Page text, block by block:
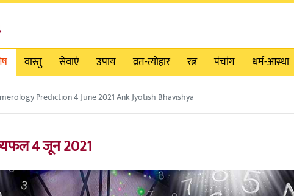
वास्तु सेवाएं उपाय व्रत-त्योहार रत्न पंचांग धर्म-आस्था
Prediction 4 June 2021 Ank Jyotish Bhavishya
4 जून 2021